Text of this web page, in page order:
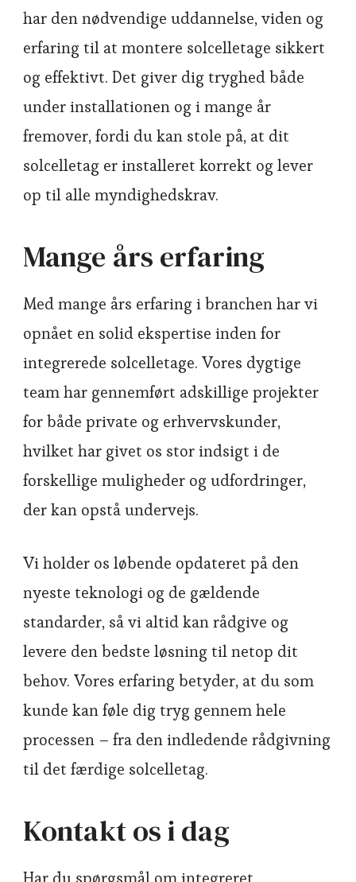
har den nødvendige uddannelse, viden og
erfaring til at montere solcelletage sikkert
og effektivt. Det giver dig tryghed både
under installationen og i mange år
fremover, fordi du kan stole på, at dit
solcelletag er installeret korrekt og lever
op til alle myndighedskrav.
Mange års erfaring
Med mange års erfaring i branchen har vi
opnået en solid ekspertise inden for
integrerede solcelletage. Vores dygtige
team har gennemført adskillige projekter
for både private og erhvervskunder,
hvilket har givet os stor indsigt i de
forskellige muligheder og udfordringer,
der kan opstå undervejs.
Vi holder os løbende opdateret på den
nyeste teknologi og de gældende
standarder, så vi altid kan rådgive og
levere den bedste løsning til netop dit
behov. Vores erfaring betyder, at du som
kunde kan føle dig tryg gennem hele
processen – fra den indledende rådgivning
til det færdige solcelletag.
Kontakt os i dag